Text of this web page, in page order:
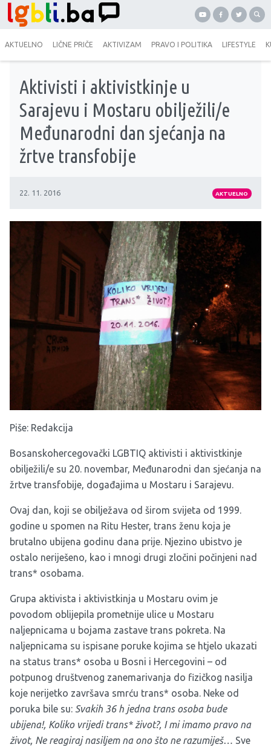
AKTUELNO LIČNE PRIČE AKTIVIZAM PRAVO I POLITIKA LIFESTYLE
Aktivisti i aktivistkinje u
Sarajevu i Mostaru obilježili/e
Međunarodni dan sjećanja na
žrtve transfobije
22. 11. 2016 AKTUELNO
Piše: Redakcija
Bosanskohercegovački LGBTIQ aktivisti i aktivistkinje
obilježili/e su 20. novembar, Međunarodni dan sjećanja na
žrtve transfobije, događajima u Mostaru i Sarajevu.
Ovaj dan, koji se obilježava od širom svijeta od 1999.
godine u spomen na Ritu Hester, trans ženu koja je
brutalno ubijena godinu dana prije. Njezino ubistvo je
ostalo neriješeno, kao i mnogi drugi zločini počinjeni nad
trans* osobama.
Grupa aktivista i aktivistkinja u Mostaru ovim je
povodom oblijepila prometnije ulice u Mostaru
naljepnicama u bojama zastave trans pokreta. Na
naljepnicama su ispisane poruke kojima se htjelo ukazati
na status trans* osoba u Bosni i Hercegovini – od
potpunog društvenog zanemarivanja do fizičkog nasilja
koje nerijetko završava smrću trans* osoba. Neke od
poruka bile su: Svakih 36 h jedna trans osoba bude
ubijena!, Koliko vrijedi trans* život?, I mi imamo pravo na
život, Ne reagiraj nasiljem na ono što ne razumiješ… Sve